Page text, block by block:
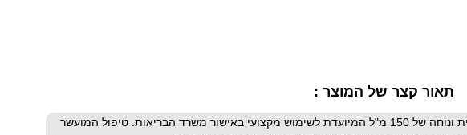
תאור קצר של המוצר :
החלקה לשיער מקס ריפר (Max Repair) באריזה ביתית ונוחה של 150 מ"ל המיועדת לשימוש מקצועי באישור משרד הבריאות. טיפול המועשר